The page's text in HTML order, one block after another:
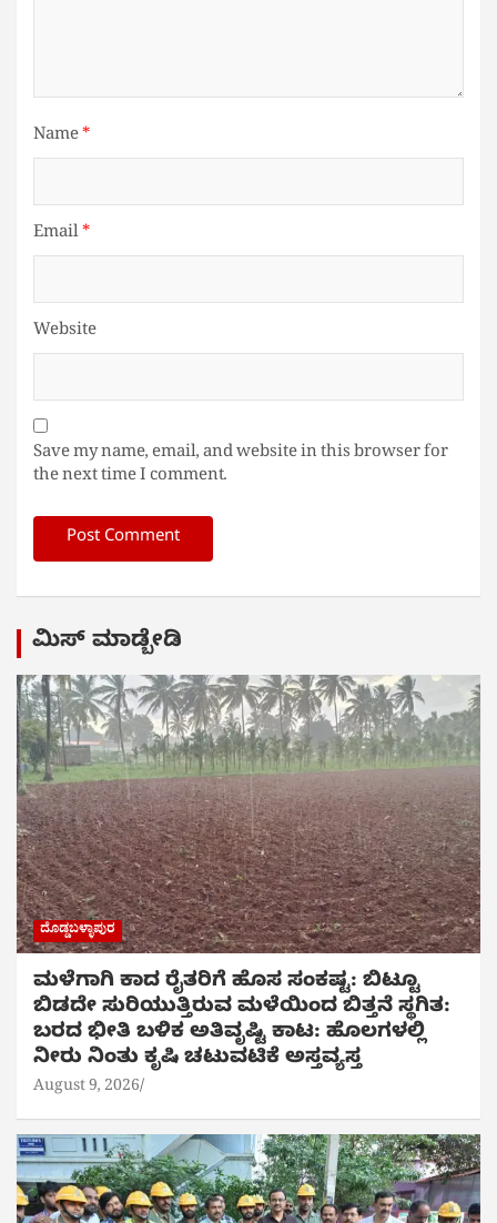
Name*
Email*
Website
Save my name, email, and website in this browser for
the next time I comment.
ಮಿಸ್ ಮಾಡ್ಬೇಡಿ
ದೊಡ್ಡಬಳ್ಳಾಪುರ
ಮಳೆಗಾಗಿ ಕಾದ ರೈತರಿಗೆ ಹೊಸ ಸಂಕಷ್ಟ: ಬಿಟ್ಟೂ
ಬಿಡದೇ ಸುರಿಯುತ್ತಿರುವ ಮಳೆಯಿಂದ ಬಿತ್ತನೆ ಸ್ಥಗಿತ:
ಬರದ ಭೀತಿ ಬಳಿಕ ಅತಿವೃಷ್ಟಿ ಕಾಟ: ಹೊಲಗಳಲ್ಲಿ
ನೀರು ನಿಂತು ಕೃಷಿ ಚಟುವಟಿಕೆ ಅಸ್ತವ್ಯಸ್ತ
August 9, 2026